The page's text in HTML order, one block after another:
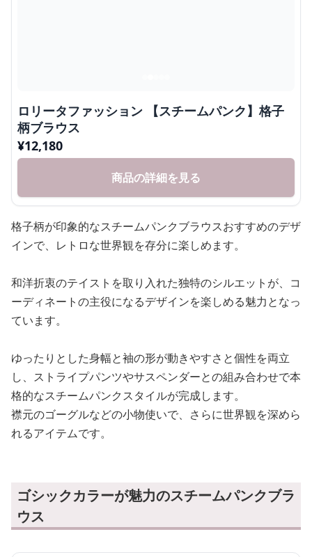
ロリータファッション 【スチームパンク】格子
柄ブラウス
¥12,180
商品の詳細を見る
格子柄が印象的なスチームパンクブラウスおすすめのデザ
インで、レトロな世界観を存分に楽しめます。
和洋折衷のテイストを取り入れた独特のシルエットが、コ
ーディネートの主役になるデザインを楽しめる魅力となっ
ています。
ゆったりとした身幅と袖の形が動きやすさと個性を両立
し、ストライプパンツやサスペンダーとの組み合わせで本
格的なスチームパンクスタイルが完成します。
襟元のゴーグルなどの小物使いで、さらに世界観を深めら
れるアイテムです。
ゴシックカラーが魅力のスチームパンクブラ
ウス